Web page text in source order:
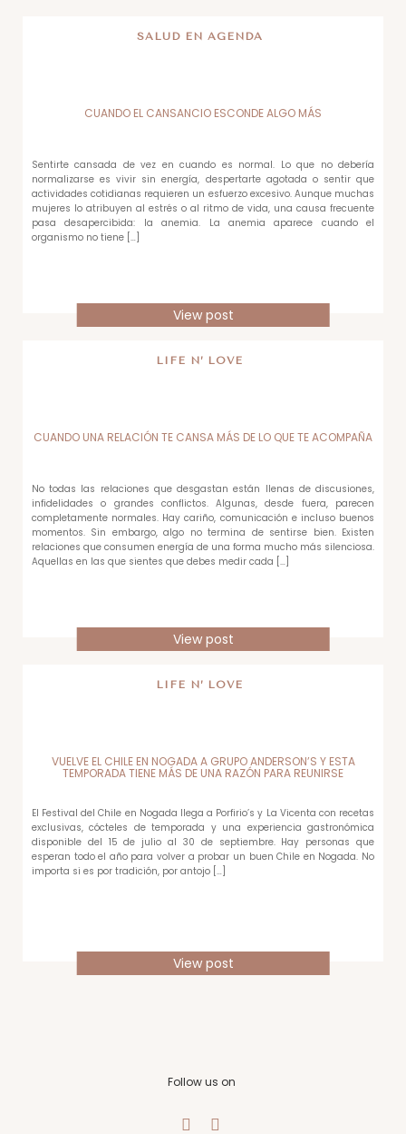
SALUD EN AGENDA
CUANDO EL CANSANCIO ESCONDE ALGO MÁS
Sentirte cansada de vez en cuando es normal. Lo que no debería
normalizarse es vivir sin energía, despertarte agotada o sentir que
actividades cotidianas requieren un esfuerzo excesivo. Aunque muchas
mujeres lo atribuyen al estrés o al ritmo de vida, una causa frecuente
pasa desapercibida: la anemia. La anemia aparece cuando el
organismo no tiene […]
View post
LIFE N’ LOVE
CUANDO UNA RELACIÓN TE CANSA MÁS DE LO QUE TE ACOMPAÑA
No todas las relaciones que desgastan están llenas de discusiones,
infidelidades o grandes conflictos. Algunas, desde fuera, parecen
completamente normales. Hay cariño, comunicación e incluso buenos
momentos. Sin embargo, algo no termina de sentirse bien. Existen
relaciones que consumen energía de una forma mucho más silenciosa.
Aquellas en las que sientes que debes medir cada […]
View post
LIFE N’ LOVE
VUELVE EL CHILE EN NOGADA A GRUPO ANDERSON’S Y ESTA
TEMPORADA TIENE MÁS DE UNA RAZÓN PARA REUNIRSE
El Festival del Chile en Nogada llega a Porfirio’s y La Vicenta con recetas
exclusivas, cócteles de temporada y una experiencia gastronómica
disponible del 15 de julio al 30 de septiembre. Hay personas que
esperan todo el año para volver a probar un buen Chile en Nogada. No
importa si es por tradición, por antojo […]
View post
Follow us on